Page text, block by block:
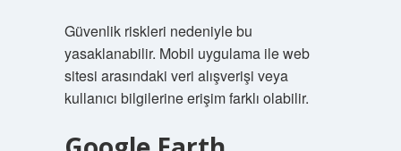
Güvenlik riskleri nedeniyle bu
yasaklanabilir. Mobil uygulama ile web
sitesi arasındaki veri alışverişi veya
kullanıcı bilgilerine erişim farklı olabilir.